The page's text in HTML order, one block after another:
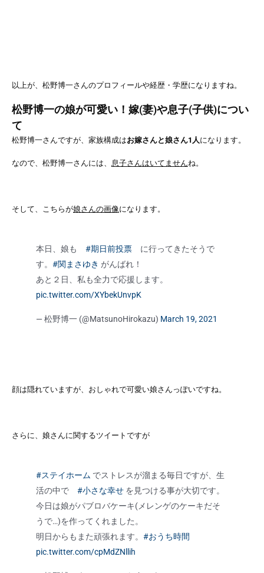
以上が、松野博一さんのプロフィールや経歴・学歴になりますね。
松野博一の娘が可愛い！嫁(妻)や息子(子供)につい
て
松野博一さんですが、家族構成はお嫁さんと娘さん1人になります。
なので、松野博一さんには、 息子さんはいてませんね。
そして、こちらが娘さんの画像になります。
本日、娘も#期日前投票 に行ってきたそうで
す。#関まさゆき がんばれ！
あと２日、私も全力で応援します。
pic.twitter.com/XYbekUnvpK
— 松野博一 (@MatsunoHirokazu) March 19, 2021
顔は隠れていますが、おしゃれで可愛い娘さんっぽいですね。
さらに、娘さんに関するツイートですが
#ステイホーム でストレスが溜まる毎日ですが、生
活の中で#小さな幸せ を見つける事が大切です。
今日は娘がパブロバケーキ(メレンゲのケーキだそ
うで…)を作ってくれました。
明日からもまた頑張れます。#おうち時間
pic.twitter.com/cpMdZNllih